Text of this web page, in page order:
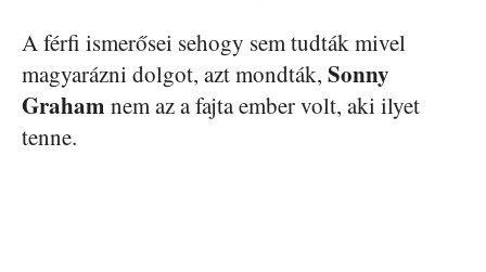
A férfi ismerősei sehogy sem tudták mivel
magyarázni dolgot, azt mondták, Sonny
Graham nem az a fajta ember volt, aki ilyet
tenne.